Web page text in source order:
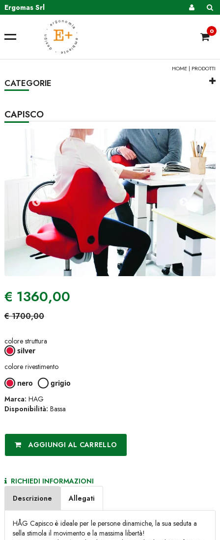
Ergomas Srl
0
HOME | PRODOTTI
CATEGORIE
CAPISCO
€ 1360,00
€ 1700,00
colore struttura
silver
colore rivestimento
nero grigio
Marca: HAG
Disponibilità: Bassa
AGGIUNGI AL CARRELLO
RICHIEDI INFORMAZIONI
Descrizione
Allegati
HÅG Capisco è ideale per le persone dinamiche, la sua seduta a
sella stimola il movimento e la massima libertà!